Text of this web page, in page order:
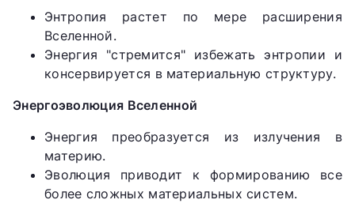
Энтропия растет по мере расширения
Вселенной.
Энергия "стремится" избежать энтропии и
консервируется в материальную структуру.
Энергоэволюция Вселенной
Энергия преобразуется из излучения в
материю.
Эволюция приводит к формированию все
более сложных материальных систем.